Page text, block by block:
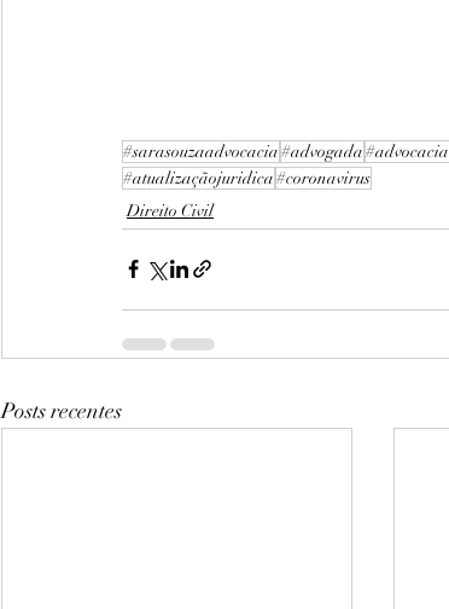
#sarasouzaadvocacia#advogada#advocacia
#atualizaçãojuridica#coronavirus
Direito Civil
Posts recentes